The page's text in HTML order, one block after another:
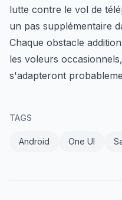
lutte contre le vol de
un pas supplémentaire
Chaque obstacle
les voleurs
s'adapteront
TAGS
Android One UI